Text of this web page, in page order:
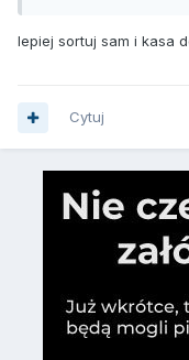
papierze, dlatego
lepiej sortuj sam i kasa
Cytuj